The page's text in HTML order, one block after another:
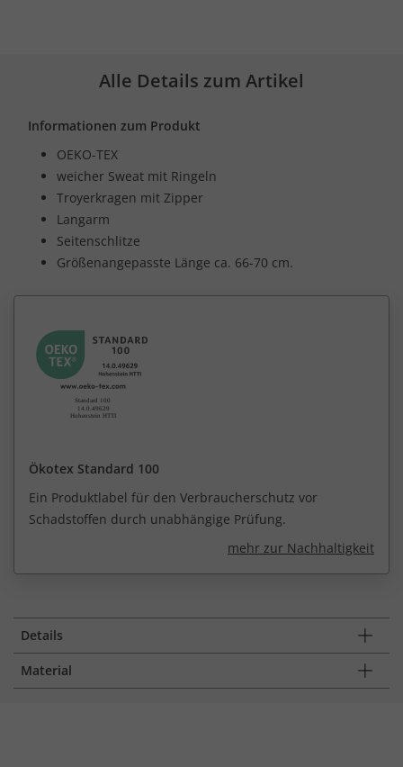
Alle Details zum Artikel
Informationen zum Produkt
OEKO-TEX
weicher Sweat mit Ringeln
Troyerkragen mit Zipper
Langarm
Seitenschlitze
Größenangepasste Länge ca. 66-70 cm.
Ökotex Standard 100
Ein Produktlabel für den Verbraucherschutz vor
Schadstoffen durch unabhängige Prüfung.
mehr zur Nachhaltigkeit
Details
Material